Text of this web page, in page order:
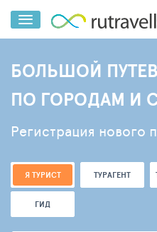
БОЛЬШОЙ
ПО ГОРОДАМ И
Регистрация нового
Я ТУРИСТ ТУРАГЕНТ
ГИД